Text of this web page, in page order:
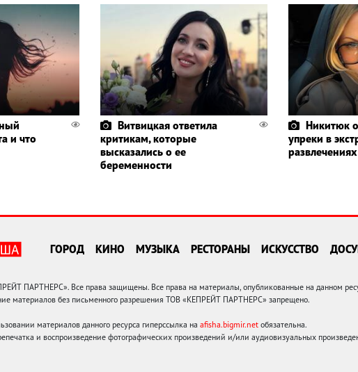
и что
Витвицкая ответила
критикам, которые
высказались о ее
беременности
Никитюк
упреки в
ГОРОД КИНО МУЗЫКА РЕСТОРАНЫ ИСКУССТВО
ПАРТНЕРС». Все права защищены. Все права на материалы, опубликованные на данном
материалов без письменного разрешения ТОВ «КЕПРЕЙТ ПАРТНЕРС» запрещено.
материалов данного ресурса гиперссылка на afisha.bigmir.net обязательна.
и воспроизведение фотографических произведений и/или аудиовизуальных